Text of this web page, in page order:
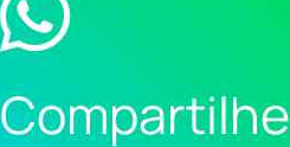
Compartilhe